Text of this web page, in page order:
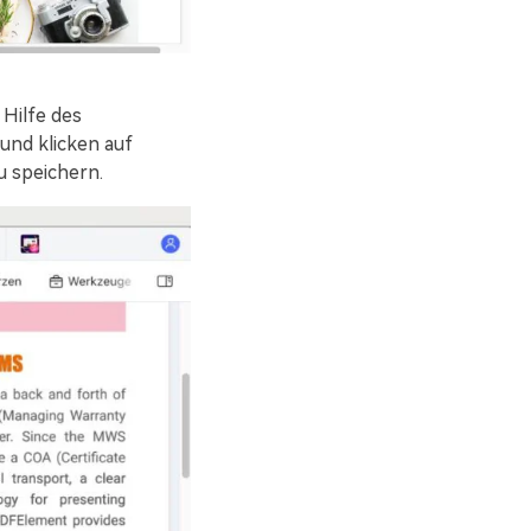
des
klicken auf
speichern.